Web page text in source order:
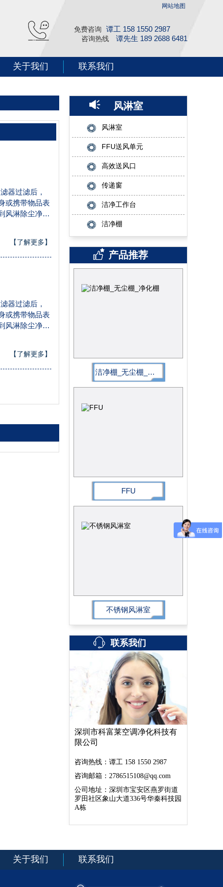
网站地图
免费咨询 谭工 158 1550 2987
咨询热线 谭先生 189 2688 6481
关于我们 联系我们
器过滤后，
或携带物品表
风淋除尘净化
【了解更多】
器过滤后，
或携带物品表
风淋除尘净化
【了解更多】
风淋室
风淋室
FFU送风单元
高效送风口
传递窗
洁净工作台
洁净棚
产品推荐
洁净棚_无尘棚_净化棚
FFU
不锈钢风淋室
联系我们
深圳市科富莱空调净化科技有
限公司
咨询热线：谭工 158 1550 2987
咨询邮箱：2786515108@qq.com
公司地址：深圳市宝安区燕罗街道
罗田社区象山大道336号华秦科技园
A栋
关于我们 联系我们